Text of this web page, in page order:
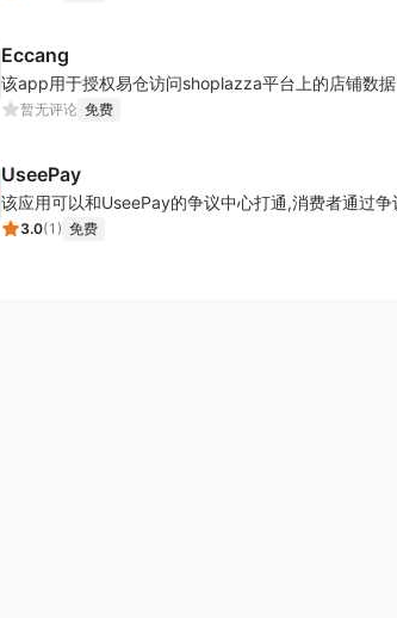
Eccang
该app用于授权易仓访问shoplazza平台上的店铺数据
暂无评论 免费
UseePay
3.0(1 ) 免费